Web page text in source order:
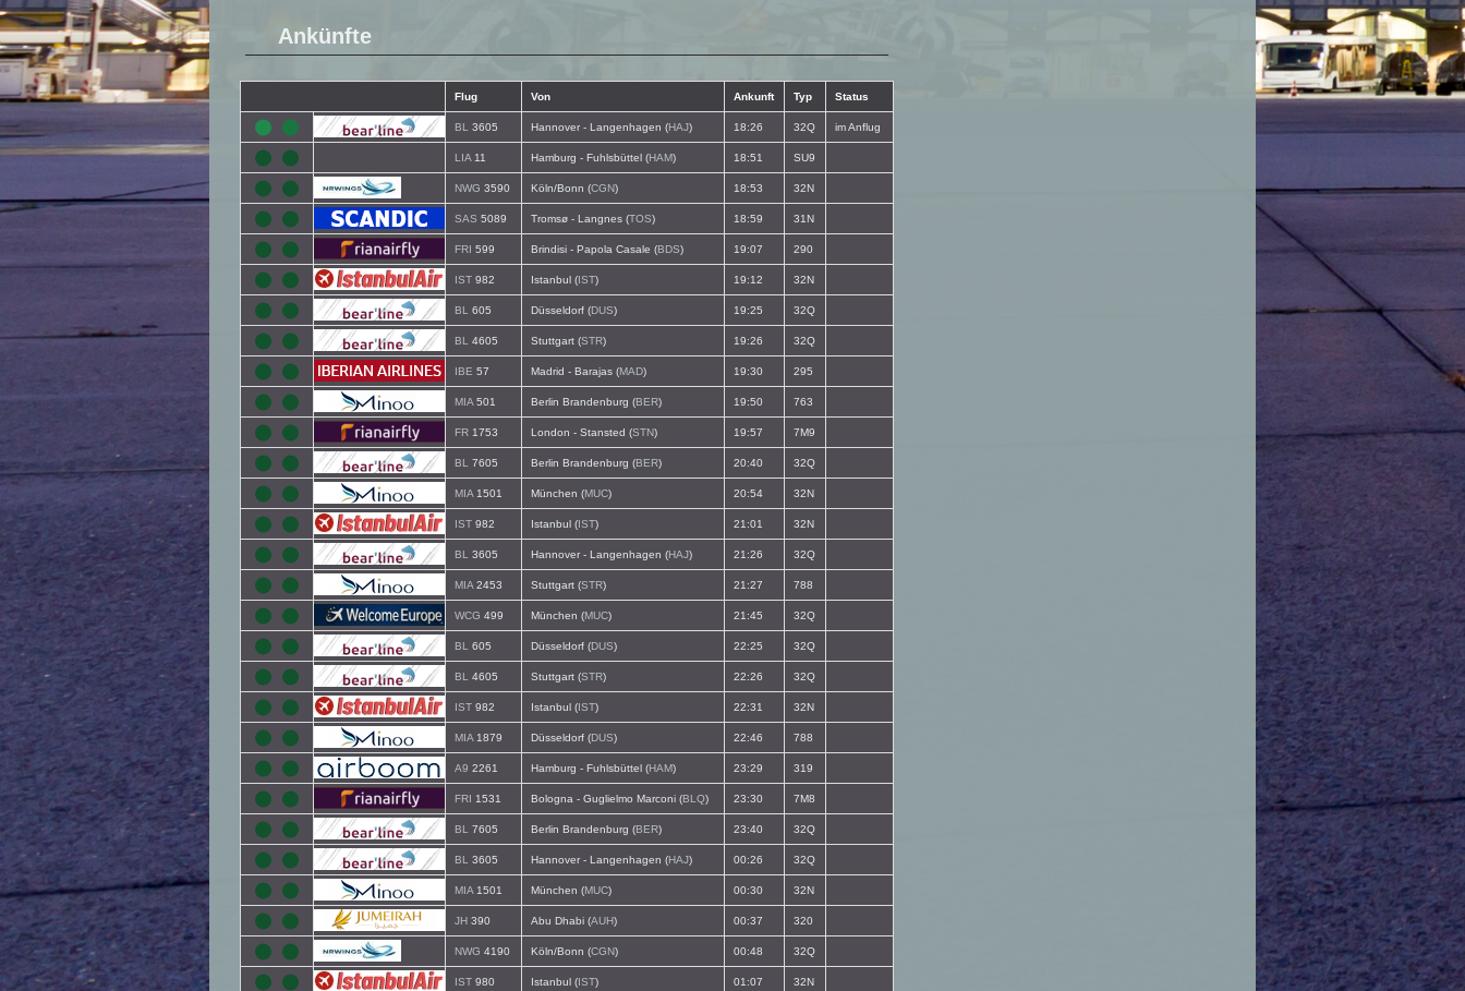
Ankünfte
Flug Von Ankunft Typ Status
BL 3605 Hannover - Langenhagen (HAJ) 18:26 32Q im Anflug
LIA 11 Hamburg - Fuhlsbüttel (HAM) 18:51 SU9
NWG 3590 Köln/Bonn (CGN) 18:53 32N
SAS 5089 Tromsø - Langnes (TOS) 18:59 31N
FRI 599 Brindisi - Papola Casale (BDS) 19:07 290
IST 982 Istanbul (IST) 19:12 32N
BL 605 Düsseldorf (DUS) 19:25 32Q
BL 4605 Stuttgart (STR) 19:26 32Q
IBE 57 Madrid - Barajas (MAD) 19:30 295
MIA 501 Berlin Brandenburg (BER) 19:50 763
FR 1753 London - Stansted (STN) 19:57 7M9
BL 7605 Berlin Brandenburg (BER) 20:40 32Q
MIA 1501 München (MUC) 20:54 32N
IST 982 Istanbul (IST) 21:01 32N
BL 3605 Hannover - Langenhagen (HAJ) 21:26 32Q
MIA 2453 Stuttgart (STR) 21:27 788
WCG 499 München (MUC) 21:45 32Q
BL 605 Düsseldorf (DUS) 22:25 32Q
BL 4605 Stuttgart (STR) 22:26 32Q
IST 982 Istanbul (IST) 22:31 32N
MIA 1879 Düsseldorf (DUS) 22:46 788
A9 2261 Hamburg - Fuhlsbüttel (HAM) 23:29 319
FRI 1531 Bologna - Guglielmo Marconi (BLQ) 23:30 7M8
BL 7605 Berlin Brandenburg (BER) 23:40 32Q
BL 3605 Hannover - Langenhagen (HAJ) 00:26 32Q
MIA 1501 München (MUC) 00:30 32N
JH 390 Abu Dhabi (AUH) 00:37 320
NWG 4190 Köln/Bonn (CGN) 00:48 32Q
IST 980 Istanbul (IST) 01:07 32N